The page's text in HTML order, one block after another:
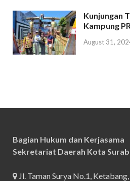
Kunjungan
Kampung
August 31,
Bagian Hukum dan Kerjasama
Sekretariat Daerah Kota
Jl. Taman Surya No.1,